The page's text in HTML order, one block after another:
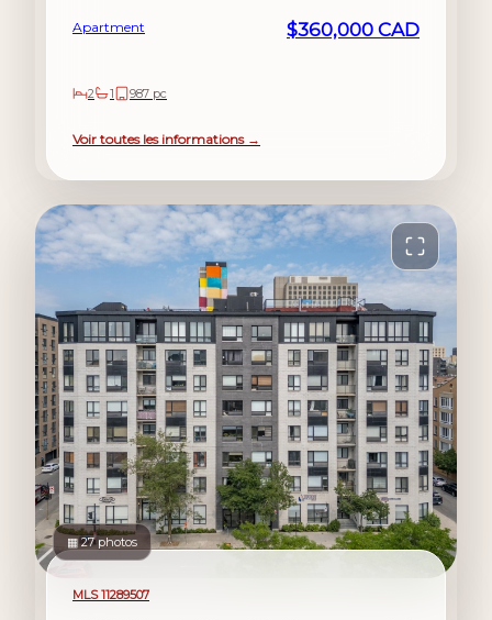
Apartment $360,000 CAD
2 1 987 pc
Voir toutes les informations →
For sale
▦ 27 photos
MLS 11289507